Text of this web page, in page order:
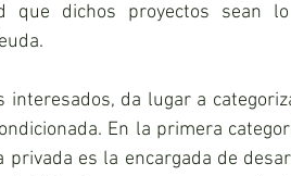
dichos proyectos sean lo
da lugar a
En la primera
es la encargada de